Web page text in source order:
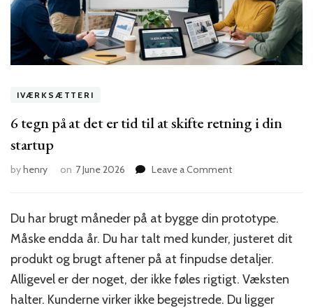
IVÆRKSÆTTERI
6 tegn på at det er tid til at skifte retning i din
startup
byhenry on 7 June 2026 Leave a Commenton
på
det
er
til
at
Du har brugt måneder på at bygge din prototype.
Måske endda år. Du har talt med kunder, justeret dit
produkt og brugt aftener på at finpudse detaljer.
Alligevel er der noget, der ikke føles rigtigt. Væksten
halter. Kunderne virker ikke begejstrede. Du ligger